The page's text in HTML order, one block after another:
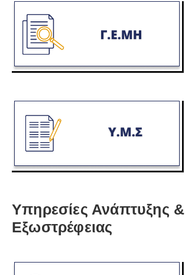
Υπηρεσίες Ανάπτυξης &
Εξωστρέφειας